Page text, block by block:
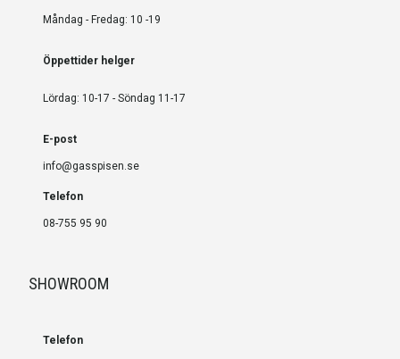
Måndag - Fredag: 10 -19
Öppettider helger
Lördag: 10-17 - Söndag 11-17
E-post
info@gasspisen.se
Telefon
08-755 95 90
SHOWROOM
Telefon